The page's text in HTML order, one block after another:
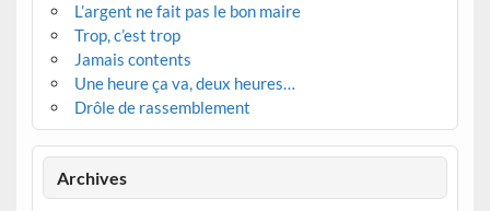
L’argent ne fait pas le bon maire
Trop, c’est trop
Jamais contents
Une heure ça va, deux heures…
Drôle de rassemblement
Archives